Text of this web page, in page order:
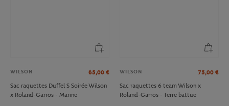
WILSON 65,00 €
Sac raquettes Duffel S Soirée Wilson
x Roland-Garros - Marine
WILSON 75,00 €
Sac raquettes 6 team Wilson x
Roland-Garros - Terre battue